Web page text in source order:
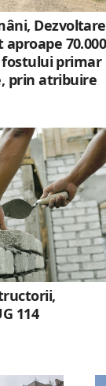
Dezvoltare
70.000
primar
prin atribuire
114